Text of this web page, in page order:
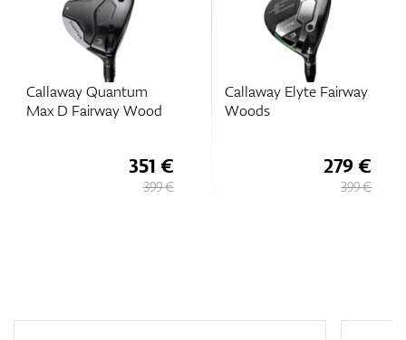
Callaway Elyte Fairway
Woods
279 €
399 €
Callaway Elyte TI
Fairway Woods
349 €
499 €